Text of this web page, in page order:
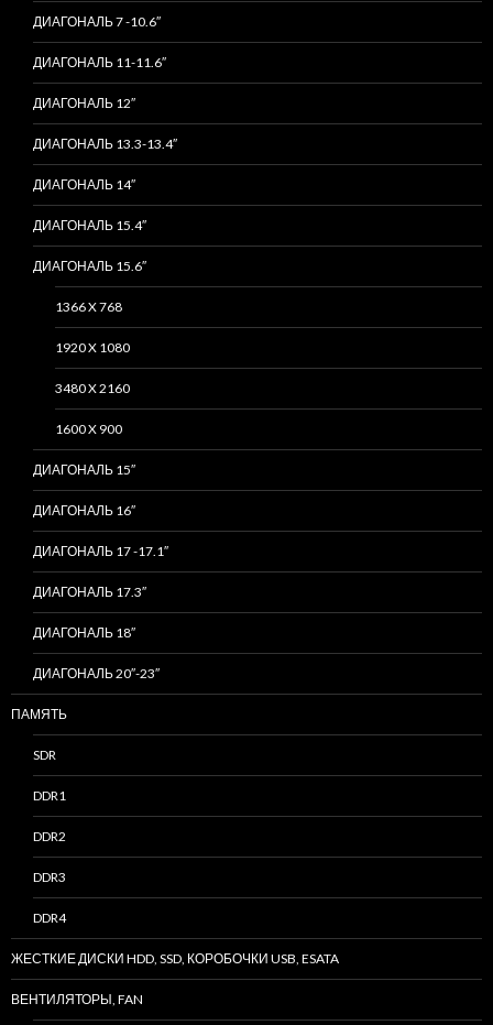
ДИАГОНАЛЬ 7 -10.6″
ДИАГОНАЛЬ 11-11.6″
ДИАГОНАЛЬ 12″
ДИАГОНАЛЬ 13.3-13.4″
ДИАГОНАЛЬ 14″
ДИАГОНАЛЬ 15.4″
ДИАГОНАЛЬ 15.6″
1366 X 768
1920 X 1080
3480 X 2160
1600 X 900
ДИАГОНАЛЬ 15″
ДИАГОНАЛЬ 16″
ДИАГОНАЛЬ 17 -17.1″
ДИАГОНАЛЬ 17.3″
ДИАГОНАЛЬ 18″
ДИАГОНАЛЬ 20″-23″
ПАМЯТЬ
SDR
DDR1
DDR2
DDR3
DDR4
ЖЕСТКИЕ ДИСКИ HDD, SSD, КОРОБОЧКИ USB, ESATA
ВЕНТИЛЯТОРЫ, FAN